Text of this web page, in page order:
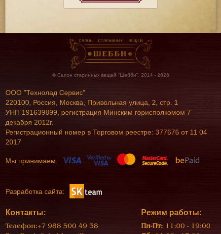
© Салон старинных вещей "Шебби", 2014 - 2026
ООО "Технолад Сервис"
220100, Россия, Москва, Привольная улица, 2, стр. 1
УНП 191639899, регистрация Минским горисполкомом 7
декабря 2012г.
Регистрационный номер в Торговом реестре: 377676 от 11 04
2017
Мы принимаем:
Разработка сайта:
Контакты:
Телефон:+7 988 500 49 38
Режим работы:
Пн-Пт: 11:00 - 19:00